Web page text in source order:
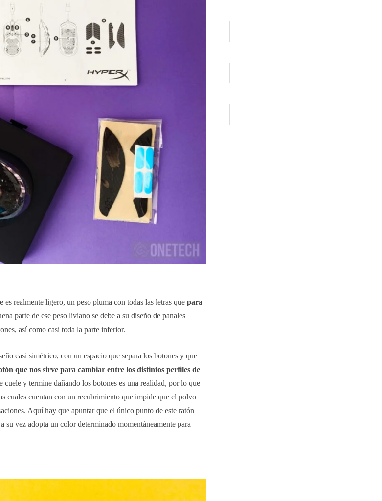
realmente ligero, un peso pluma con todas las letras que para
parte de ese peso liviano se debe a su diseño de panales
así como casi toda la parte inferior.
casi simétrico, con un espacio que separa los botones y que
que nos sirve para cambiar entre los distintos perfiles de
y termine dañando los botones es una realidad, por lo que
cuales cuentan con un recubrimiento que impide que el polvo
Aquí hay que apuntar que el único punto de este ratón
vez adopta un color determinado momentáneamente para